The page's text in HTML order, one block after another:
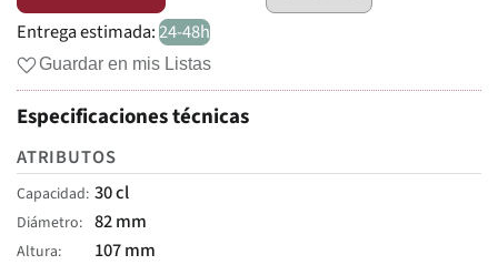
Entrega estimada:24-48h
Guardar en mis Listas
Especificaciones técnicas
ATRIBUTOS
Capacidad 30 cl
Diámetro 82 mm
Altura
107 mm